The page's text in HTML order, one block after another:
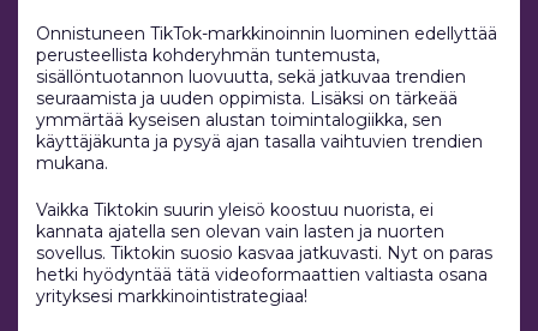
Onnistuneen TikTok-markkinoinnin luominen edellyttää
perusteellista kohderyhmän tuntemusta,
sisällöntuotannon luovuutta, sekä jatkuvaa trendien
seuraamista ja uuden oppimista. Lisäksi on tärkeää
ymmärtää kyseisen alustan toimintalogiikka, sen
käyttäjäkunta ja pysyä ajan tasalla vaihtuvien trendien
mukana.
Vaikka Tiktokin suurin yleisö koostuu nuorista, ei
kannata ajatella sen olevan vain lasten ja nuorten
sovellus. Tiktokin suosio kasvaa jatkuvasti. Nyt on paras
hetki hyödyntää tätä videoformaattien valtiasta osana
yrityksesi markkinointistrategiaa!